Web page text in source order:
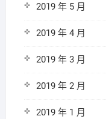
2019 年 5 月
2019 年 4 月
2019 年 3 月
2019 年 2 月
2019 年 1 月